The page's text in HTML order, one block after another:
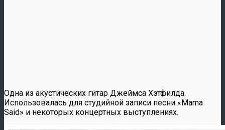
Одна из акустических гитар Джеймса Хэтфилда.
Использовалась для студийной записи песни «Mama
Said» и некоторых концертных выступлениях.